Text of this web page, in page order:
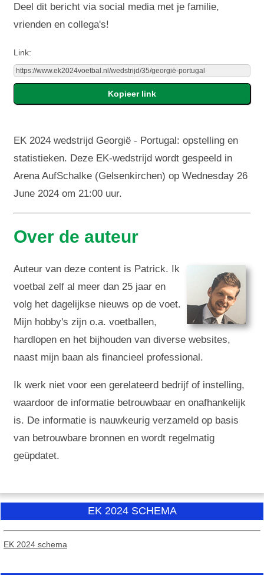
Deel dit bericht via social media met je familie,
vrienden en collega's!
Link:
EK 2024 wedstrijd Georgië - Portugal: opstelling en
statistieken. Deze EK-wedstrijd wordt gespeeld in
Arena AufSchalke (Gelsenkirchen) op Wednesday 26
June 2024 om 21:00 uur.
Over de auteur
Auteur van deze content is Patrick. Ik
voetbal zelf al meer dan 25 jaar en
volg het dagelijkse nieuws op de voet.
Mijn hobby's zijn o.a. voetballen,
hardlopen en het bijhouden van diverse websites,
naast mijn baan als financieel professional.
Ik werk niet voor een gerelateerd bedrijf of instelling,
waardoor de informatie betrouwbaar en onafhankelijk
is. De informatie is nauwkeurig verzameld op basis
van betrouwbare bronnen en wordt regelmatig
geüpdatet.
EK 2024 SCHEMA
EK 2024 schema